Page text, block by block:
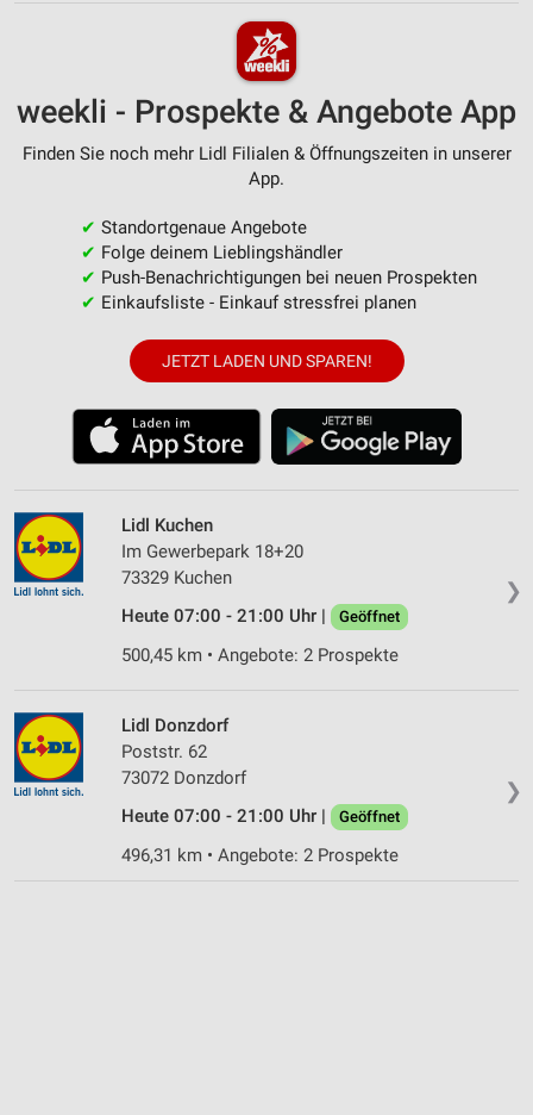
weekli - Prospekte & Angebote App
Finden Sie noch mehr Lidl Filialen & Öffnungszeiten in unserer
App.
✔ Standortgenaue Angebote
✔ Folge deinem Lieblingshändler
✔ Push-Benachrichtigungen bei neuen Prospekten
✔ Einkaufsliste - Einkauf stressfrei planen
JETZT LADEN UND SPAREN!
❯
Lidl Kuchen
Im Gewerbepark 18+20
73329 Kuchen
Heute 07:00 - 21:00 Uhr |
Geöffnet
500,45 km • Angebote: 2 Prospekte
❯
Lidl Donzdorf
Poststr. 62
73072 Donzdorf
Heute 07:00 - 21:00 Uhr |
Geöffnet
496,31 km • Angebote: 2 Prospekte